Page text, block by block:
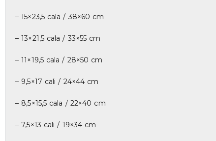
– 15×23,5 cala / 38×60 cm
– 13×21,5 cala / 33×55 cm
– 11×19,5 cala / 28×50 cm
– 9,5×17 cali / 24×44 cm
– 8,5×15,5 cala / 22×40 cm
– 7,5×13 cali / 19×34 cm